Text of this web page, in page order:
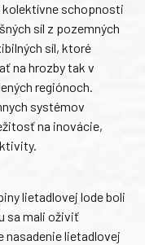
schopnosti
síl z pozemných
síl, ktoré
na hrozby tak v
regiónoch.
systémov
na inovácie,
lietadlovej lode boli
sa mali oživiť
lietadlovej